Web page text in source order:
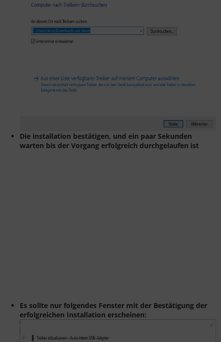
Die installation bestätigen, und ein paar Sekunden
warten bis der Vorgang erfolgreich durchgelaufen ist
Es sollte nur folgendes Fenster mit der Bestätigung der
erfolgreichen Installation erscheinen: